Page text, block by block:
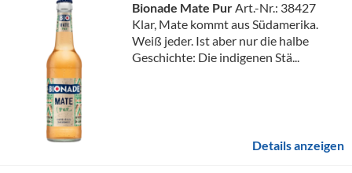
Bionade Mate PurArt.-Nr.: 38427
Klar, Mate kommt aus Südamerika.
Weiß jeder. Ist aber nur die halbe
Geschichte: Die indigenen Stä...
Details anzeigen